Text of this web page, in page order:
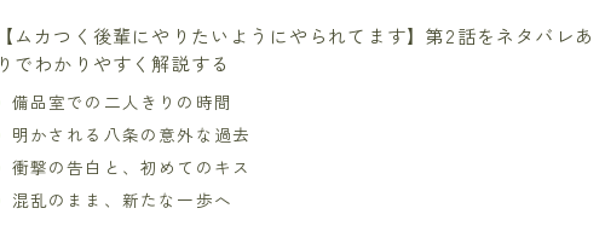
【ムカつく後輩にやりたいようにやられてます】第2話をネタバレあ
りでわかりやすく解説する
備品室での二人きりの時間
明かされる八条の意外な過去
衝撃の告白と、初めてのキス
混乱のまま、新たな一歩へ